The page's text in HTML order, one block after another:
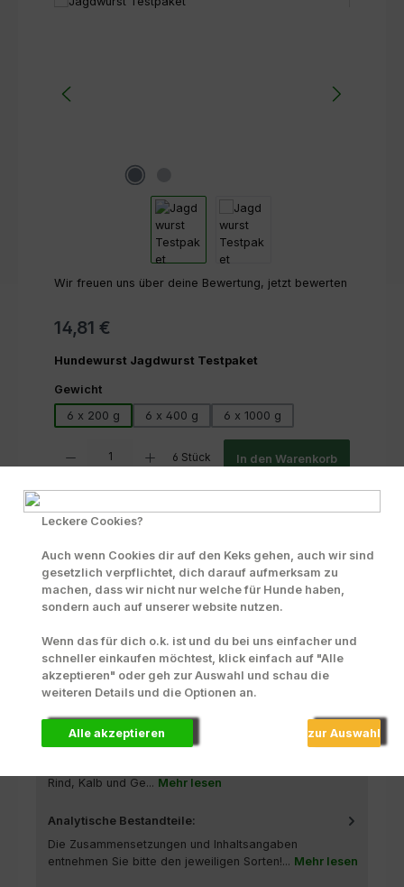
Wir freuen uns über deine Bewertung, jetzt bewerten
14,81 €
Hundewurst Jagdwurst Testpaket
Gewichtauswählen
6 x 200 g
6 x 400 g 6 x 1000 g
6 Stück In den Warenkorb
Produktnummer:70083
Beschreibung
"Zum mal probieren" 3 verschiedene
Geschmacksrichtungen Jagdwurst je Sorte á 2
Stück,altbewährt nach Metzgerart -…
Zusammensetzung
Rind, Kalb und Ge... Mehr lesen
Analytische Bestandteile:
Die Zusammensetzungen und Inhaltsangaben
entnehmen Sie bitte den jeweiligen Sorten!... Mehr lesen
Leckere Cookies?
Auch wenn Cookies dir auf den Keks gehen, auch wir sind
gesetzlich verpflichtet, dich darauf aufmerksam zu
machen, dass wir nicht nur welche für Hunde haben,
sondern auch auf unserer website nutzen.
Wenn das für dich o.k. ist und du bei uns einfacher und
schneller einkaufen möchtest, klick einfach auf "Alle
akzeptieren" oder geh zur Auswahl und schau die
weiteren Details und die Optionen an.
Alle akzeptieren zur Auswahl